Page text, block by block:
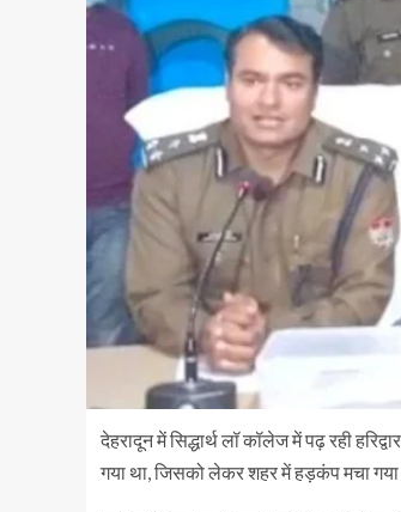
देहरादून में सिद्धार्थ लॉ कॉलेज में पढ़ रही
गया था, जिसको लेकर शहर में हड़कंप मचा